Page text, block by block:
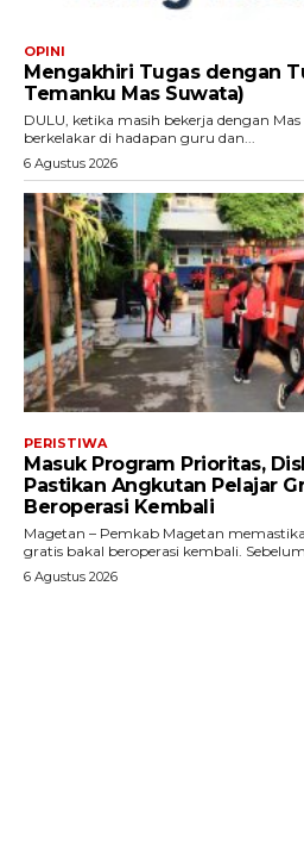
OPINI
Mengakhiri Tugas dengan
Temanku Mas Suwata)
DULU, ketika masih bekerja dengan
berkelakar di hadapan guru dan...
6 Agustus 2026
PERISTIWA
Masuk Program Prioritas,
Pastikan Angkutan Pelajar
Beroperasi Kembali
Magetan – Pemkab Magetan
gratis bakal beroperasi kembali.
6 Agustus 2026